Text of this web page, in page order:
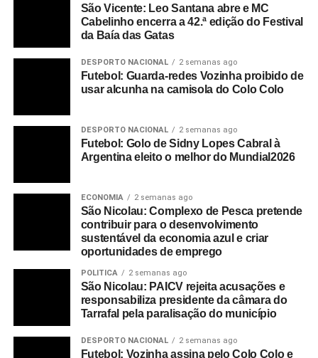
São Vicente: Leo Santana abre e MC
Cabelinho encerra a 42.ª edição do Festival
da Baía das Gatas
DESPORTO NACIONAL 2 semanas ago
Futebol: Guarda-redes Vozinha proibido de
usar alcunha na camisola do Colo Colo
DESPORTO NACIONAL 2 semanas ago
Futebol: Golo de Sidny Lopes Cabral à
Argentina eleito o melhor do Mundial2026
ECONOMIA 2 semanas ago
São Nicolau: Complexo de Pesca pretende
contribuir para o desenvolvimento
sustentável da economia azul e criar
oportunidades de emprego
POLITICA 2 semanas ago
São Nicolau: PAICV rejeita acusações e
responsabiliza presidente da câmara do
Tarrafal pela paralisação do município
DESPORTO NACIONAL 2 semanas ago
Futebol: Vozinha assina pelo Colo Colo e